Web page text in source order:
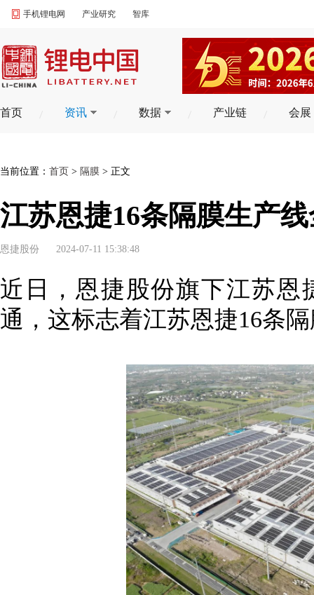
手机锂电网 产业研究 智库
首页 资讯 数据 产业链 会展
当前位置： 首页 > 隔膜 > 正文
江苏恩捷16条隔膜生产
恩捷股份 2024-07-11 15:38:48
近日，恩捷股份旗下江苏恩
通，这标志着江苏恩捷16条